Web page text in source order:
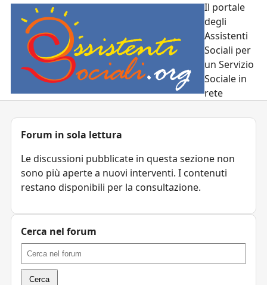
Il portale
degli
Assistenti
Sociali per
un Servizio
Sociale in
rete
Forum in sola lettura
Le discussioni pubblicate in questa sezione non
sono più aperte a nuovi interventi. I contenuti
restano disponibili per la consultazione.
Cerca nel forum
Cerca